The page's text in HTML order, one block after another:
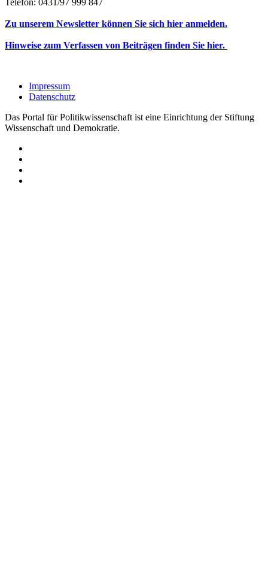
Zu unserem Newsletter können Sie sich hier anmelden.
Hinweise zum Verfassen von Beiträgen finden Sie hier.
Impressum
Datenschutz
Das Portal für Politikwissenschaft ist eine Einrichtung der Stiftung
Wissenschaft und Demokratie.